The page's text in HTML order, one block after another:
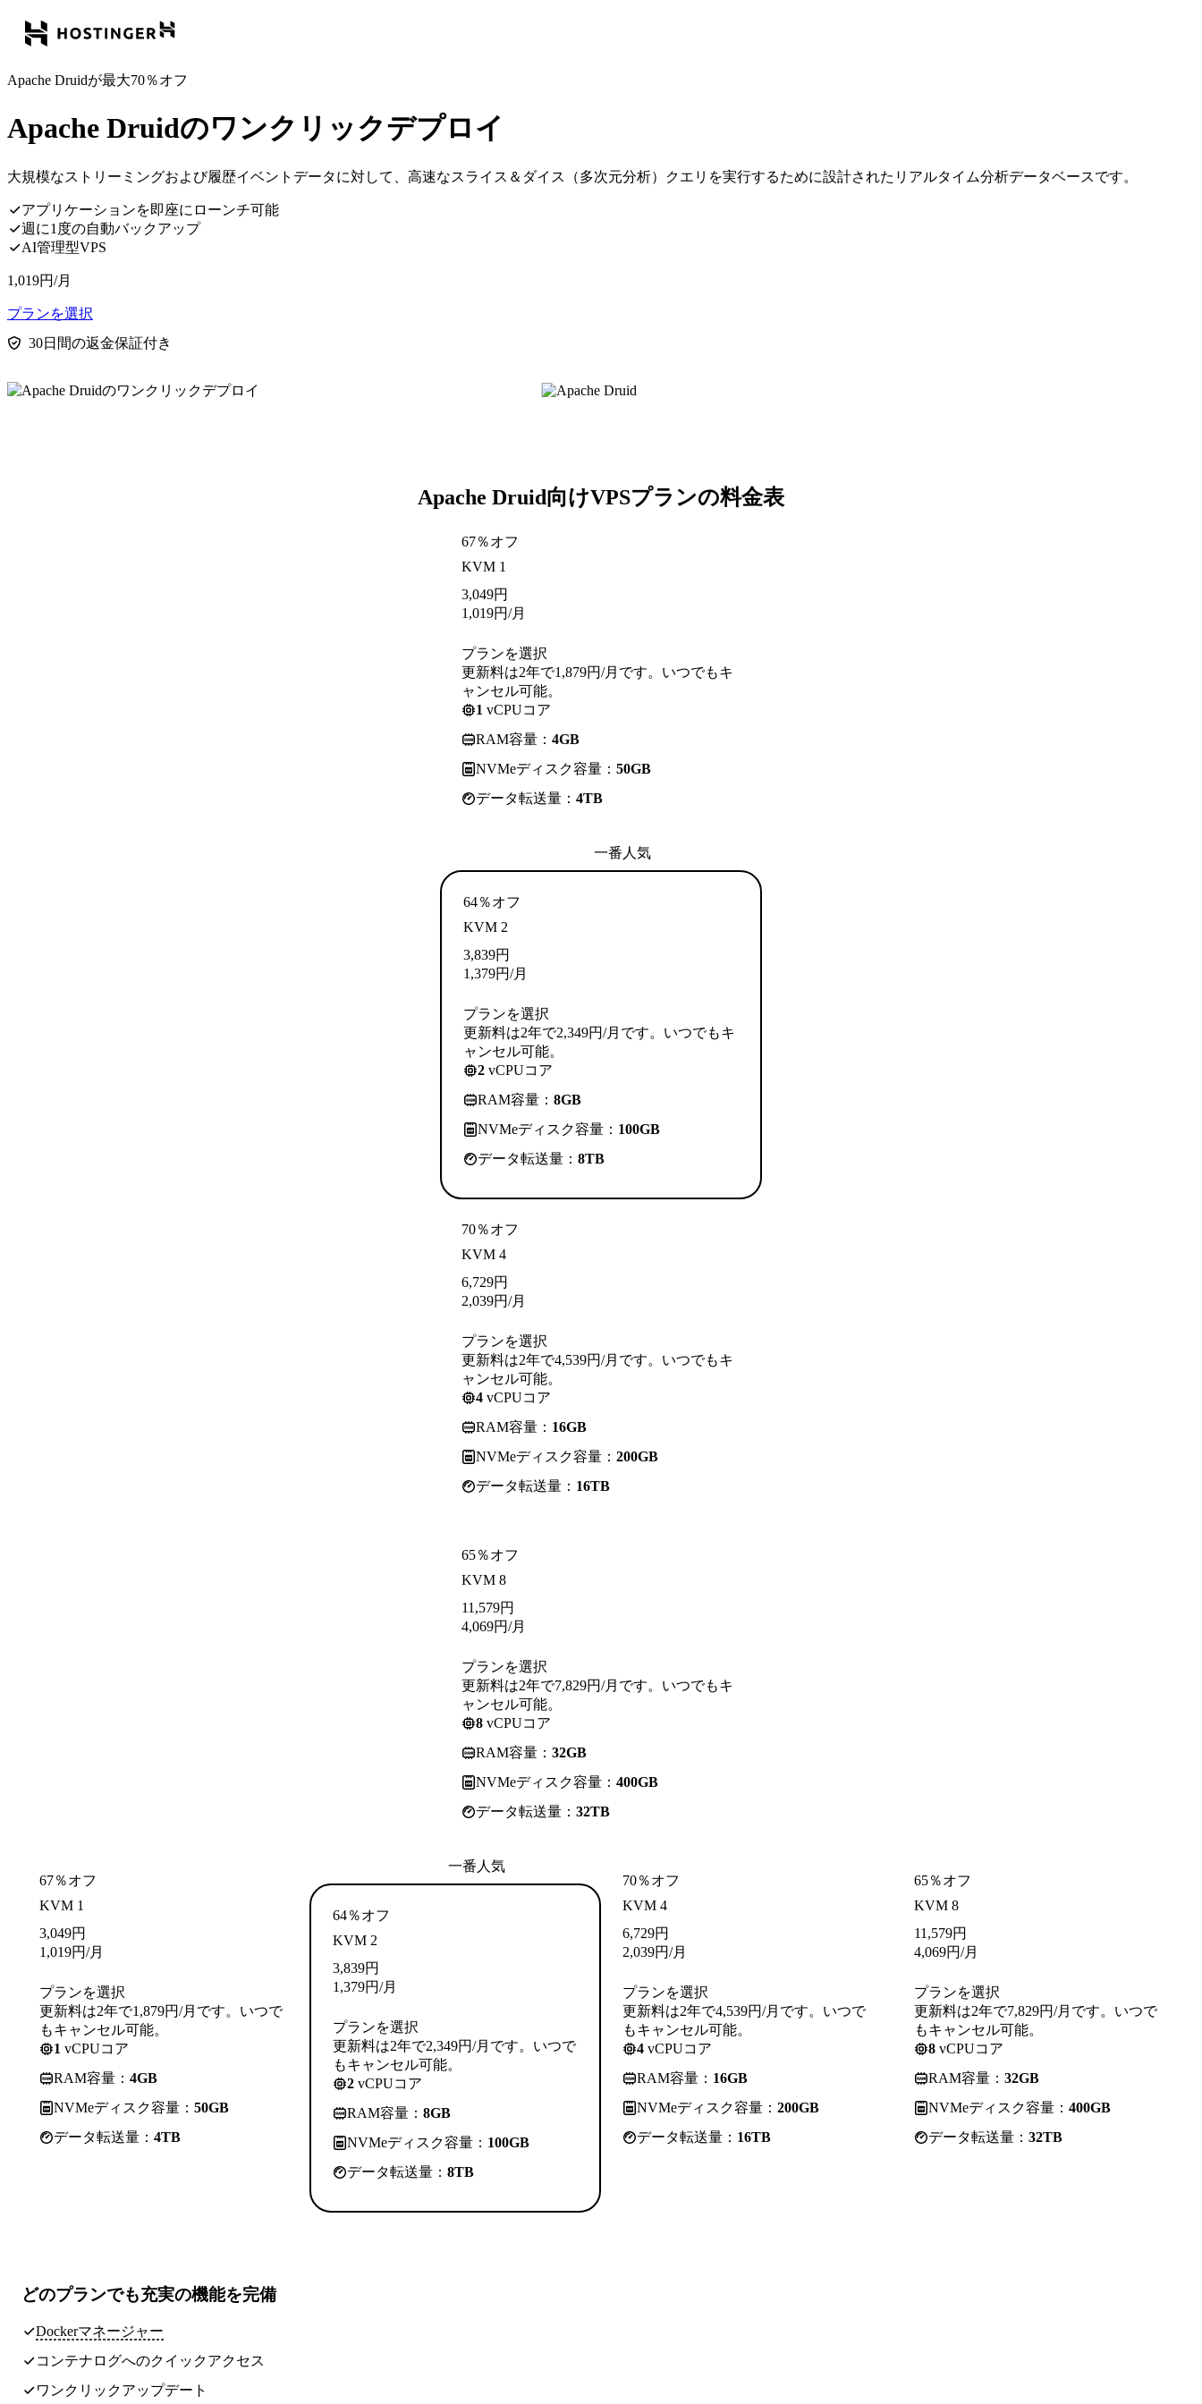
Apache Druidが最大70％オフ
Apache Druidのワンクリックデプロイ
大規模なストリーミングおよび履歴イベントデータに対して、高速なスライス＆ダイス（多次元分析）クエリを実行するために設計されたリアルタイム分析データベースです。
アプリケーションを即座にローンチ可能
週に1度の自動バックアップ
AI管理型VPS
1,019円/月
プランを選択
30日間の返金保証付き
Apache Druid向けVPSプランの料金表
67％オフ
KVM 1
3,049円
1,019円/月
プランを選択
更新料は2年で1,879円/月です。いつでもキ
ャンセル可能。
1 vCPUコア
RAM容量： 4GB
NVMeディスク容量： 50GB
データ転送量： 4TB
一番人気
64％オフ
KVM 2
3,839円
1,379円/月
プランを選択
更新料は2年で2,349円/月です。いつでもキ
ャンセル可能。
2 vCPUコア
RAM容量： 8GB
NVMeディスク容量： 100GB
データ転送量： 8TB
70％オフ
KVM 4
6,729円
2,039円/月
プランを選択
更新料は2年で4,539円/月です。いつでもキ
ャンセル可能。
4 vCPUコア
RAM容量： 16GB
NVMeディスク容量： 200GB
データ転送量： 16TB
65％オフ
KVM 8
11,579円
4,069円/月
プランを選択
更新料は2年で7,829円/月です。いつでもキ
ャンセル可能。
8 vCPUコア
RAM容量： 32GB
NVMeディスク容量： 400GB
データ転送量： 32TB
67％オフ
KVM 1
3,049円
1,019円/月
プランを選択
更新料は2年で1,879円/月です。いつで
もキャンセル可能。
1 vCPUコア
RAM容量： 4GB
NVMeディスク容量： 50GB
データ転送量： 4TB
一番人気
64％オフ
KVM 2
3,839円
1,379円/月
プランを選択
更新料は2年で2,349円/月です。いつで
もキャンセル可能。
2 vCPUコア
RAM容量： 8GB
NVMeディスク容量： 100GB
データ転送量： 8TB
70％オフ
KVM 4
6,729円
2,039円/月
プランを選択
更新料は2年で4,539円/月です。いつで
もキャンセル可能。
4 vCPUコア
RAM容量： 16GB
NVMeディスク容量： 200GB
データ転送量： 16TB
65％オフ
KVM 8
11,579円
4,069円/月
プランを選択
更新料は2年で7,829円/月です。いつで
もキャンセル可能。
8 vCPUコア
RAM容量： 32GB
NVMeディスク容量： 400GB
データ転送量： 32TB
どのプランでも充実の機能を完備
Dockerマネージャー
コンテナログへのクイックアクセス
ワンクリックアップデート